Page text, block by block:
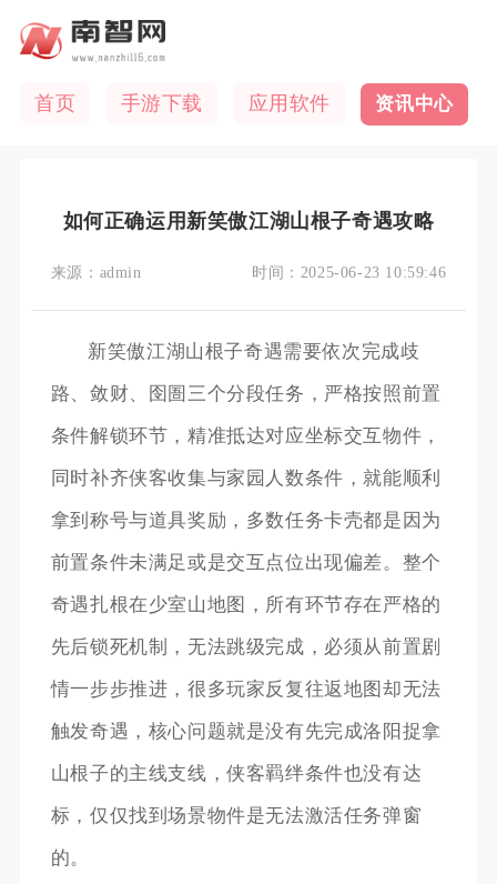
首页 手游下载 应用软件 资讯中心
如何正确运用新笑傲江湖山根子奇遇攻略
来源： admin 时间： 2025-06-23 10:59:46
新笑傲江湖山根子奇遇需要依次完成歧
路、敛财、囹圄三个分段任务，严格按照前置
条件解锁环节，精准抵达对应坐标交互物件，
同时补齐侠客收集与家园人数条件，就能顺利
拿到称号与道具奖励，多数任务卡壳都是因为
前置条件未满足或是交互点位出现偏差。整个
奇遇扎根在少室山地图，所有环节存在严格的
先后锁死机制，无法跳级完成，必须从前置剧
情一步步推进，很多玩家反复往返地图却无法
触发奇遇，核心问题就是没有先完成洛阳捉拿
山根子的主线支线，侠客羁绊条件也没有达
标，仅仅找到场景物件是无法激活任务弹窗
的。